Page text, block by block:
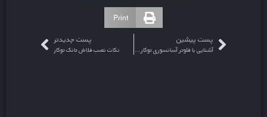
Print
پست پیشین
آشنایی با فلوتر آسانسوری توکار فلاش تانک ایران
پست جدیدتر
نکات نصب فلاش تانک توکار